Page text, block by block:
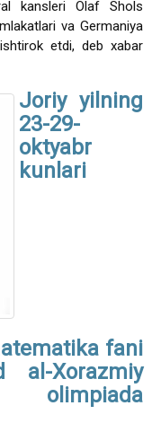
kansleri Olaf Shols
va Germaniya
etdi, deb xabar
Joriy yilning
23-29-
oktyabr
kunlari
fani
al-Xorazmiy
olimpiada